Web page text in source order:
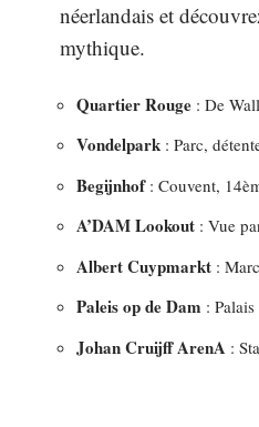
néerlandais et
mythique.
Quartier Rouge : De
Vondelpark : Parc,
Begijnhof: Couvent,
A’DAM Lookout : Vue
Albert Cuypmarkt :
Paleis op de Dam :
Johan Cruijff ArenA :